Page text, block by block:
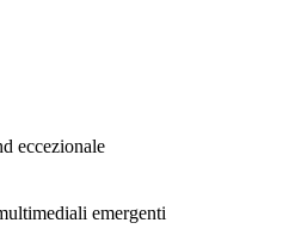
eccezionale
emergenti